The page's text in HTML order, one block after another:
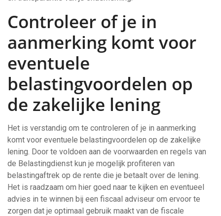
Controleer of je in
aanmerking komt voor
eventuele
belastingvoordelen op
de zakelijke lening
Het is verstandig om te controleren of je in aanmerking
komt voor eventuele belastingvoordelen op de zakelijke
lening. Door te voldoen aan de voorwaarden en regels van
de Belastingdienst kun je mogelijk profiteren van
belastingaftrek op de rente die je betaalt over de lening.
Het is raadzaam om hier goed naar te kijken en eventueel
advies in te winnen bij een fiscaal adviseur om ervoor te
zorgen dat je optimaal gebruik maakt van de fiscale